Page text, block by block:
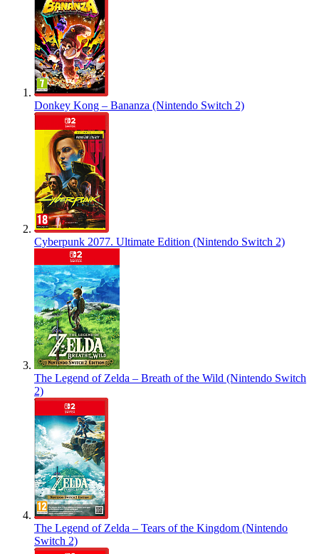
Donkey Kong – Bananza (Nintendo Switch 2)
Cyberpunk 2077. Ultimate Edition (Nintendo Switch 2)
The Legend of Zelda – Breath of the Wild (Nintendo Switch
2)
The Legend of Zelda – Tears of the Kingdom (Nintendo
Switch 2)